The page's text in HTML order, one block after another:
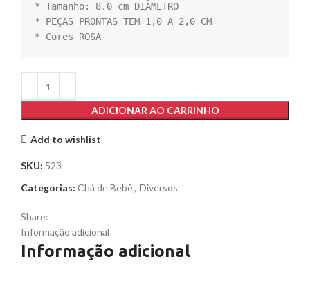
* Tamanho: 8.0 cm DIÂMETRO
* PEÇAS PRONTAS TEM 1,0 A 2,0 CM
* Cores ROSA
ADICIONAR AO CARRINHO
Add to wishlist
SKU: 523
Categorias: Chá de Bebê, Diversos
Share:
Informação adicional
Informação adicional